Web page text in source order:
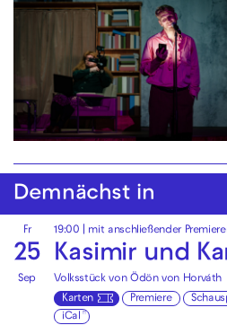
Demnächst in
Fr
25
Sep
19:00 | mit anschließender
Kasimir und
Volksstück von Ödön von Horváth
Karten
Premiere
iCal